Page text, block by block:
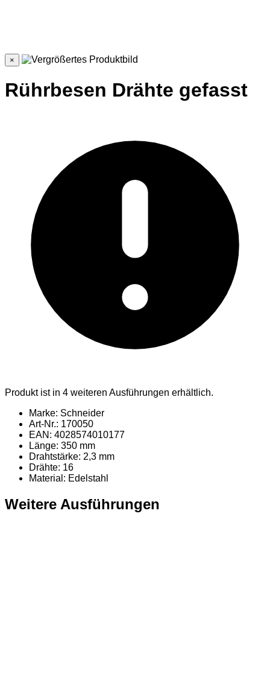
×
Rührbesen Drähte gefasst
Produkt ist in 4 weiteren Ausführungen erhältlich.
Marke: Schneider
Art-Nr.: 170050
EAN: 4028574010177
Länge: 350 mm
Drahtstärke: 2,3 mm
Drähte: 16
Material : Edelstahl
Weitere Ausführungen